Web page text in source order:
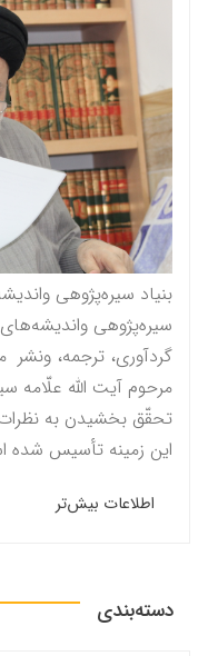
بنیاد سیره‌پژوهی
سیره‌پژوهی
گردآوری، ترجمه، ونشر
مرحوم آيت الله علّامه
تحقّق بخشيدن به
این زمینه تأسیس شده
اطلاعات بیش‌تر
دسته‌بندی